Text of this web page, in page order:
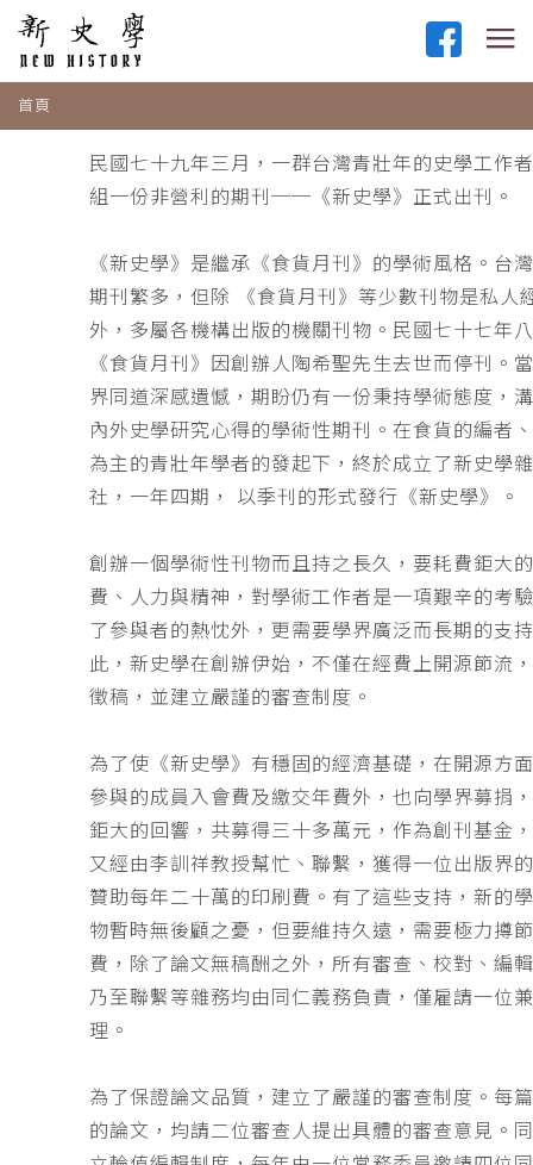
首頁
民國七十九年三月，一群台灣青壯年的史學工作
組一份非營利的期刊──《新史學》正式出刊。
《新史學》是繼承《食貨月刊》的學術風格。台
期刊繁多，但除 《食貨月刊》等少數刊物是私人
外，多屬各機構出版的機關刊物。民國七十七年
《食貨月刊》因創辦人陶希聖先生去世而停刊。
界同道深感遺憾，期盼仍有一份秉持學術態度，
內外史學研究心得的學術性期刊。在食貨的編者
為主的青壯年學者的發起下，終於成立了新史學
社，一年四期， 以季刊的形式發行《新史學》。
創辦一個學術性刊物而且持之長久，要耗費鉅大
費、人力與精神，對學術工作者是一項艱辛的考
了參與者的熱忱外，更需要學界廣泛而長期的支
此，新史學在創辦伊始，不僅在經費上開源節流
徵稿，並建立嚴謹的審查制度。
為了使《新史學》有穩固的經濟基礎，在開源方
參與的成員入會費及繳交年費外，也向學界募捐
鉅大的回響，共募得三十多萬元，作為創刊基金
又經由李訓祥教授幫忙、聯繫，獲得一位出版界
贊助每年二十萬的印刷費。有了這些支持，新的
物暫時無後顧之憂，但要維持久遠，需要極力撙
費，除了論文無稿酬之外，所有審查、校對、編
乃至聯繫等雜務均由同仁義務負責，僅雇請一位
理。
為了保證論文品質，建立了嚴謹的審查制度。每
的論文，均請二位審查人提出具體的審查意見。